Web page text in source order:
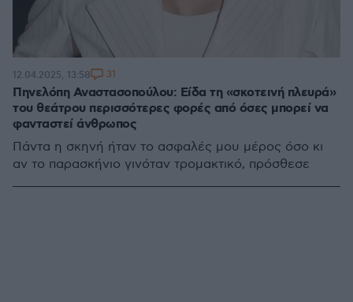
Πηνελόπη Αναστασοπούλου: Είδα τη «σκοτεινή πλευρά»
του θεάτρου περισσότερες φορές από όσες μπορεί να
φανταστεί άνθρωπος
Πάντα η σκηνή ήταν το ασφαλές μου μέρος όσο κι
αν το παρασκήνιο γινόταν τρομακτικό, πρόσθεσε
12.04.2025, 13:58 31